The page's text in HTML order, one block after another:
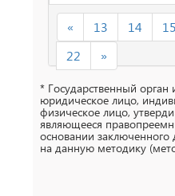
« 13 14 15
22
»
* Государственный
юридическое лицо,
физическое лицо,
являющееся
основании
на данную методику